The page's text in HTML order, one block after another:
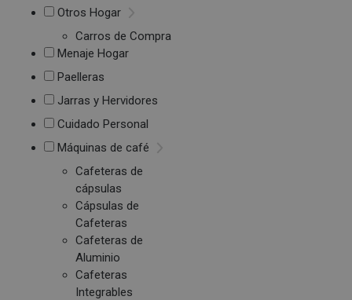
Otros Hogar
Carros de Compra
Menaje Hogar
Paelleras
Jarras y Hervidores
Cuidado Personal
Máquinas de café
Cafeteras de
cápsulas
Cápsulas de
Cafeteras
Cafeteras de
Aluminio
Cafeteras
Integrables